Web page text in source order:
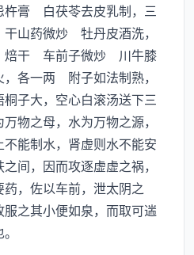
杵膏 白茯苓去皮乳制，三
山药微炒 牡丹皮酒洗，
焙干 车前子微炒 川牛膝
各一两 附子如法制熟，
子大，空心白滚汤送下三
物之母，水为万物之源，
能制水，肾虚则水不能安
间，因而攻逐虚虚之祸，
，佐以车前，泄太阴之
之其小便如泉，而取可遄